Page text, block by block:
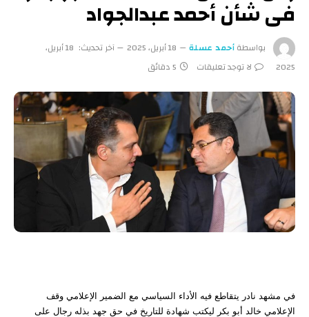
فى شأن أحمد عبدالجواد
بواسطةأحمد عسلة 18 أبريل، 2025 آخر تحديث:
18 أبريل،
2025
لا توجد تعليقات 5 دقائق
في مشهد نادر يتقاطع فيه الأداء السياسي مع الضمير الإعلامي وقف
الإعلامي خالد أبو بكر ليكتب شهادة للتاريخ في حق جهد بذله رجال على